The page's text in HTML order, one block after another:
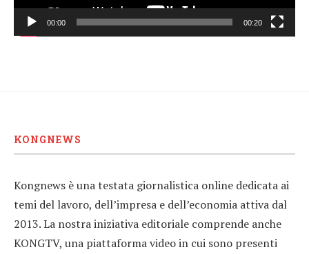
00:00 00:20
KONGNEWS
Kongnews è una testata giornalistica online dedicata ai
temi del lavoro, dell’impresa e dell’economia attiva dal
2013. La nostra iniziativa editoriale comprende anche
KONGTV, una piattaforma video in cui sono presenti